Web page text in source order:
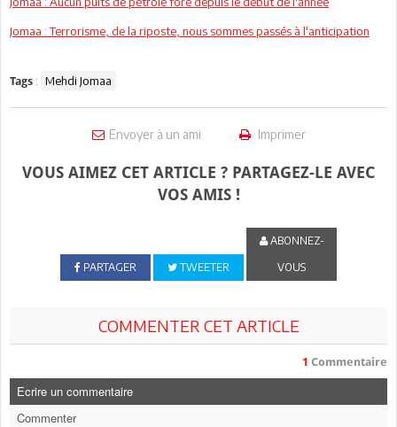
Jomaa : Terrorisme, de la riposte, nous sommes passés à l'anticipation
Tags : Mehdi Jomaa
Envoyer à un ami Imprimer
VOUS AIMEZ CET ARTICLE ? PARTAGEZ-LE AVEC
VOS AMIS !
PARTAGER TWEETER
ABONNEZ-
VOUS
COMMENTER CET ARTICLE
1 Commentaire
Ecrire un commentaire
Commenter